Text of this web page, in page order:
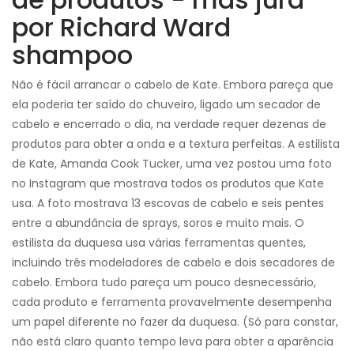
por Richard Ward
shampoo
Não é fácil arrancar o cabelo de Kate. Embora pareça que
ela poderia ter saído do chuveiro, ligado um secador de
cabelo e encerrado o dia, na verdade requer dezenas de
produtos para obter a onda e a textura perfeitas. A estilista
de Kate, Amanda Cook Tucker, uma vez postou uma foto
no Instagram que mostrava todos os produtos que Kate
usa. A foto mostrava 13 escovas de cabelo e seis pentes
entre a abundância de sprays, soros e muito mais. O
estilista da duquesa usa várias ferramentas quentes,
incluindo três modeladores de cabelo e dois secadores de
cabelo. Embora tudo pareça um pouco desnecessário,
cada produto e ferramenta provavelmente desempenha
um papel diferente no fazer da duquesa. (Só para constar,
não está claro quanto tempo leva para obter a aparência